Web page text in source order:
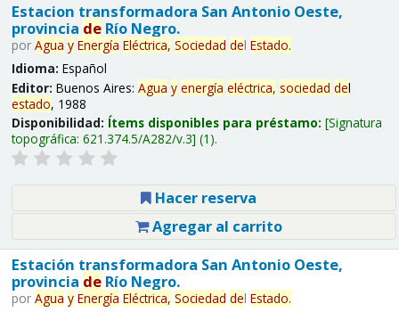
Estacion transformadora San Antonio Oeste,
provincia deRío Negro.
por Agua y Energía Eléctrica, Sociedad del Estado.
Idioma: Español
Editor: Buenos Aires: Agua y energía eléctrica, sociedad del
estado, 1988
Disponibilidad: Ítems disponibles para préstamo: Signatura
topográfica: 621.374.5/A282/v.3 (1).
Hacer reserva
Agregar al carrito
Estación transformadora San Antonio Oeste,
provincia deRío Negro.
por Agua y Energía Eléctrica, Sociedad del Estado.